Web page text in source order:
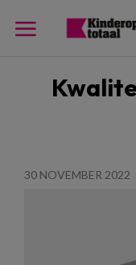
30 NOVEMBER 2022